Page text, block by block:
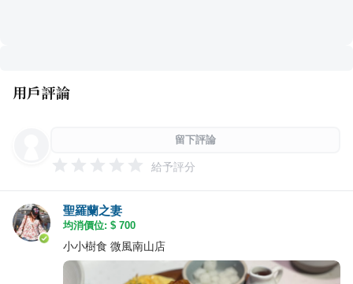
用戶評論
留下評論
給予評分
聖羅蘭之妻
均消價位: $ 700
小小樹食 微風南山店